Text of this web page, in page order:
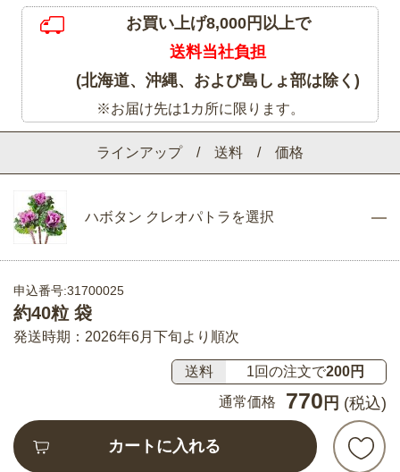
ラインアップ / 送料 / 価格
ハボタン クレオパトラを選択
申込番号:31700025
約40粒 袋
発送時期：2026年6月下旬より順次
送料 1回の注文で200円
通常価格
770 円 (税込)
カートに入れる
お買い上げ8,000円以上で
送料当社負担
(北海道、沖縄、および島しょ部は除く)
※お届け先は1カ所に限ります。